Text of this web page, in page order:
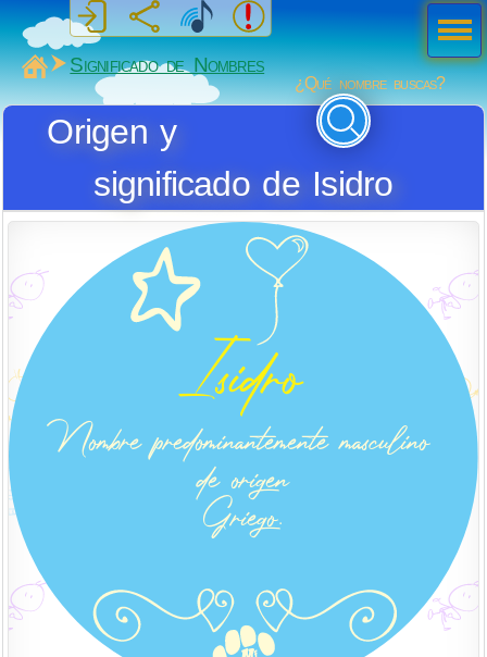
MiSabueso
Significado de Nombres
¿Qué nombre buscas?
Origen y
significado de Isidro
Men
ú